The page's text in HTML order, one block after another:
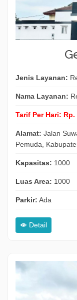
Jenis Layanan:
Nama Layanan:
Tarif Per Hari: Rp.
Alamat: Jalan
Pemuda,
Kapasitas: 1000
Luas Area: 1000
Parkir: Ada
Detail